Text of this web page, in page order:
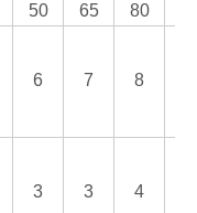
50 65 80
6 7 8
3 3 4